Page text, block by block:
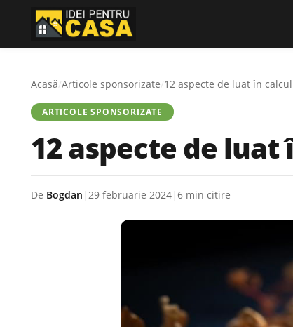
Acasă/Articole sponsorizate/12 aspecte de luat în
ARTICOLE SPONSORIZATE
12 aspecte de
De Bogdan 29 februarie 2024 6 min citire